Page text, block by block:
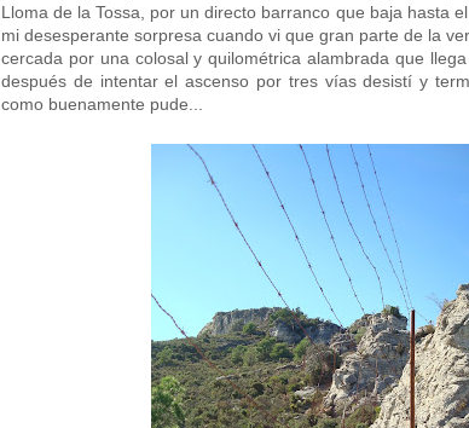
Lloma de la Tossa, por un directo barranco que baja hasta
mi desesperante sorpresa cuando vi que gran parte de la
cercada por una colosal y quilométrica alambrada que llega
después de intentar el ascenso por tres vías desistí y
como buenamente pude...